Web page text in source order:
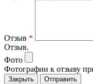
Отзыв *
Отзыв.
Фото
Фотографии к отзыву
Закрыть Отправить